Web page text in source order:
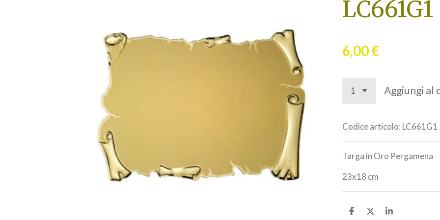
LC661G1
6,00 €
Aggiungi al
Codice articolo: LC661G1
Targa in Oro Pergamena
23x18 cm
C
C
C